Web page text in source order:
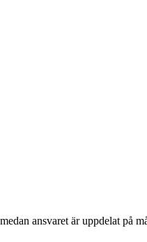
ansvaret är uppdelat på